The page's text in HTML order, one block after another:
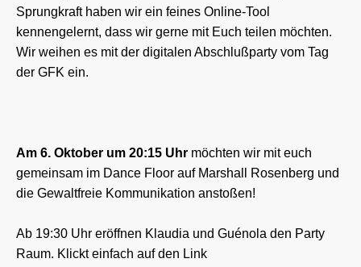
Sprungkraft haben wir ein feines Online-Tool
kennengelernt, dass wir gerne mit Euch teilen möchten.
Wir weihen es mit der digitalen Abschlußparty vom Tag
der GFK ein.
Am 6. Oktober um 20:15 Uhr möchten wir mit euch
gemeinsam im Dance Floor auf Marshall Rosenberg und
die Gewaltfreie Kommunikation anstoßen!
Ab 19:30 Uhr eröffnen Klaudia und Guénola den Party
Raum. Klickt einfach auf den Link